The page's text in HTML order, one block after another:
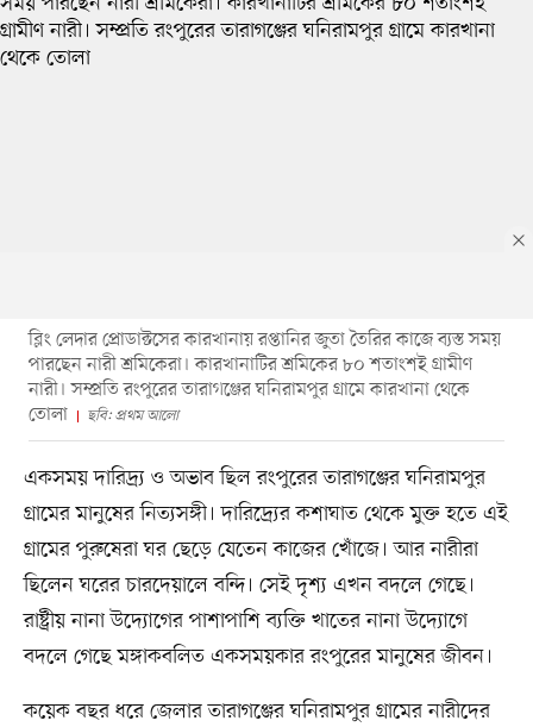
ব্লিং লেদার প্রোডাক্টসের কারখানায় রপ্তানির জুতা তৈরির কাজে ব্যস্ত সময়
পারছেন নারী শ্রমিকেরা। কারখানাটির শ্রমিকের ৮০ শতাংশই গ্রামীণ
নারী। সম্প্রতি রংপুরের তারাগঞ্জের ঘনিরামপুর গ্রামে কারখানা থেকে
তোলা
ছবি: প্রথম আলো
একসময় দারিদ্র্য ও অভাব ছিল রংপুরের তারাগঞ্জের ঘনিরামপুর
গ্রামের মানুষের নিত্যসঙ্গী। দারিদ্র্যের কশাঘাত থেকে মুক্ত হতে এই
গ্রামের পুরুষেরা ঘর ছেড়ে যেতেন কাজের খোঁজে। আর নারীরা
ছিলেন ঘরের চারদেয়ালে বন্দি। সেই দৃশ্য এখন বদলে গেছে।
রাষ্ট্রীয় নানা উদ্যোগের পাশাপাশি ব্যক্তি খাতের নানা উদ্যোগে
বদলে গেছে মঙ্গাকবলিত একসময়কার রংপুরের মানুষের জীবন।
কয়েক বছর ধরে জেলার তারাগঞ্জের ঘনিরামপুর গ্রামের নারীদের